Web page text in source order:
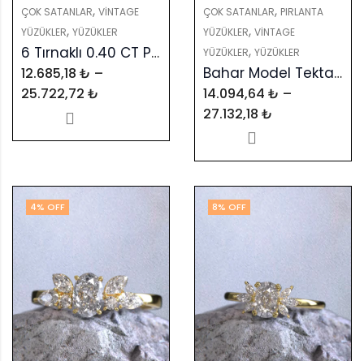
ÇOK SATANLAR, VINTAGE
YÜZÜKLER, YÜZÜKLER
6 Tırnaklı 0.40 CT Pırlanta Yüzük: GIA & HRD Sertifikalı, Renkli Taş Seçenekleriyle
12.685,18 ₺ –
25.722,72 ₺
ÇOK SATANLAR, PIRLANTA
YÜZÜKLER, VINTAGE
YÜZÜKLER, YÜZÜKLER
Bahar Model Tektaş Yüzük – Kendi Yüzüğünüzü Tasarlayın
14.094,64 ₺ –
27.132,18 ₺
4% OFF 8% OFF